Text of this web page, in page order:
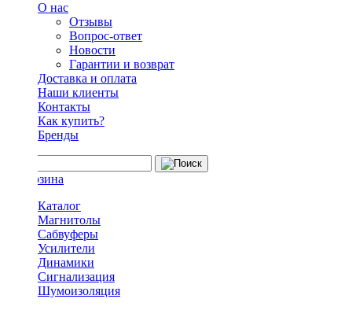
О нас
Отзывы
Вопрос-ответ
Новости
Гарантии и возврат
Доставка и оплата
Наши клиенты
Контакты
Как купить?
Бренды
Каталог
Магнитолы
Сабвуферы
Усилители
Динамики
Сигнализация
Шумоизоляция